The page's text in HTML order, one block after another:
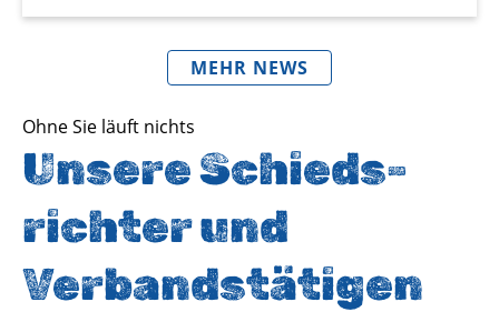
MEHR NEWS
Ohne Sie läuft nichts
Unsere Schieds­
richter und
Verbands­tätigen